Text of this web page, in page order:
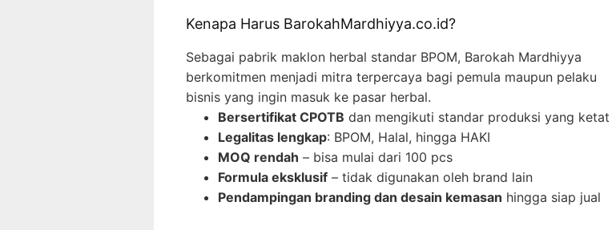
Kenapa Harus BarokahMardhiyya.co.id?
Sebagai pabrik maklon herbal standar BPOM, Barokah Mardhiyya
berkomitmen menjadi mitra terpercaya bagi pemula maupun pelaku
bisnis yang ingin masuk ke pasar herbal.
Bersertifikat CPOTB dan mengikuti standar produksi yang ketat
Legalitas lengkap: BPOM, Halal, hingga HAKI
MOQ rendah – bisa mulai dari 100 pcs
Formula eksklusif – tidak digunakan oleh brand lain
Pendampingan branding dan desain kemasan hingga siap jual